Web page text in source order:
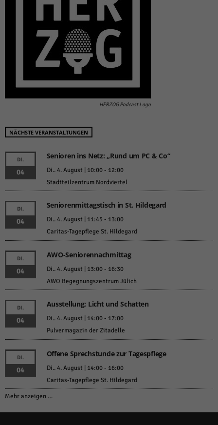
HERZOG Podcast Logo
NÄCHSTE VERANSTALTUNGEN
DI.
04
Senioren ins Netz: „Rund um PC & Co“
Di.. 4. August | 10:00- 12:00
Stadtteilzentrum Nordviertel
DI.
04
Seniorenmittagstisch in St. Hildegard
Di.. 4. August | 11:45 - 13:00
Caritas-Tagepflege St. Hildegard
DI.
04
AWO-Seniorennachmittag
Di.. 4. August | 13:00- 16:30
AWO Begegnungszentrum Jülich
DI.
04
Ausstellung: Licht und Schatten
Di.. 4. August | 14:00- 17:00
Pulvermagazin der Zitadelle
DI.
04
Offene Sprechstunde zur Tagespflege
Di.. 4. August | 14:00- 16:00
Caritas-Tagepflege St. Hildegard
Mehr anzeigen …